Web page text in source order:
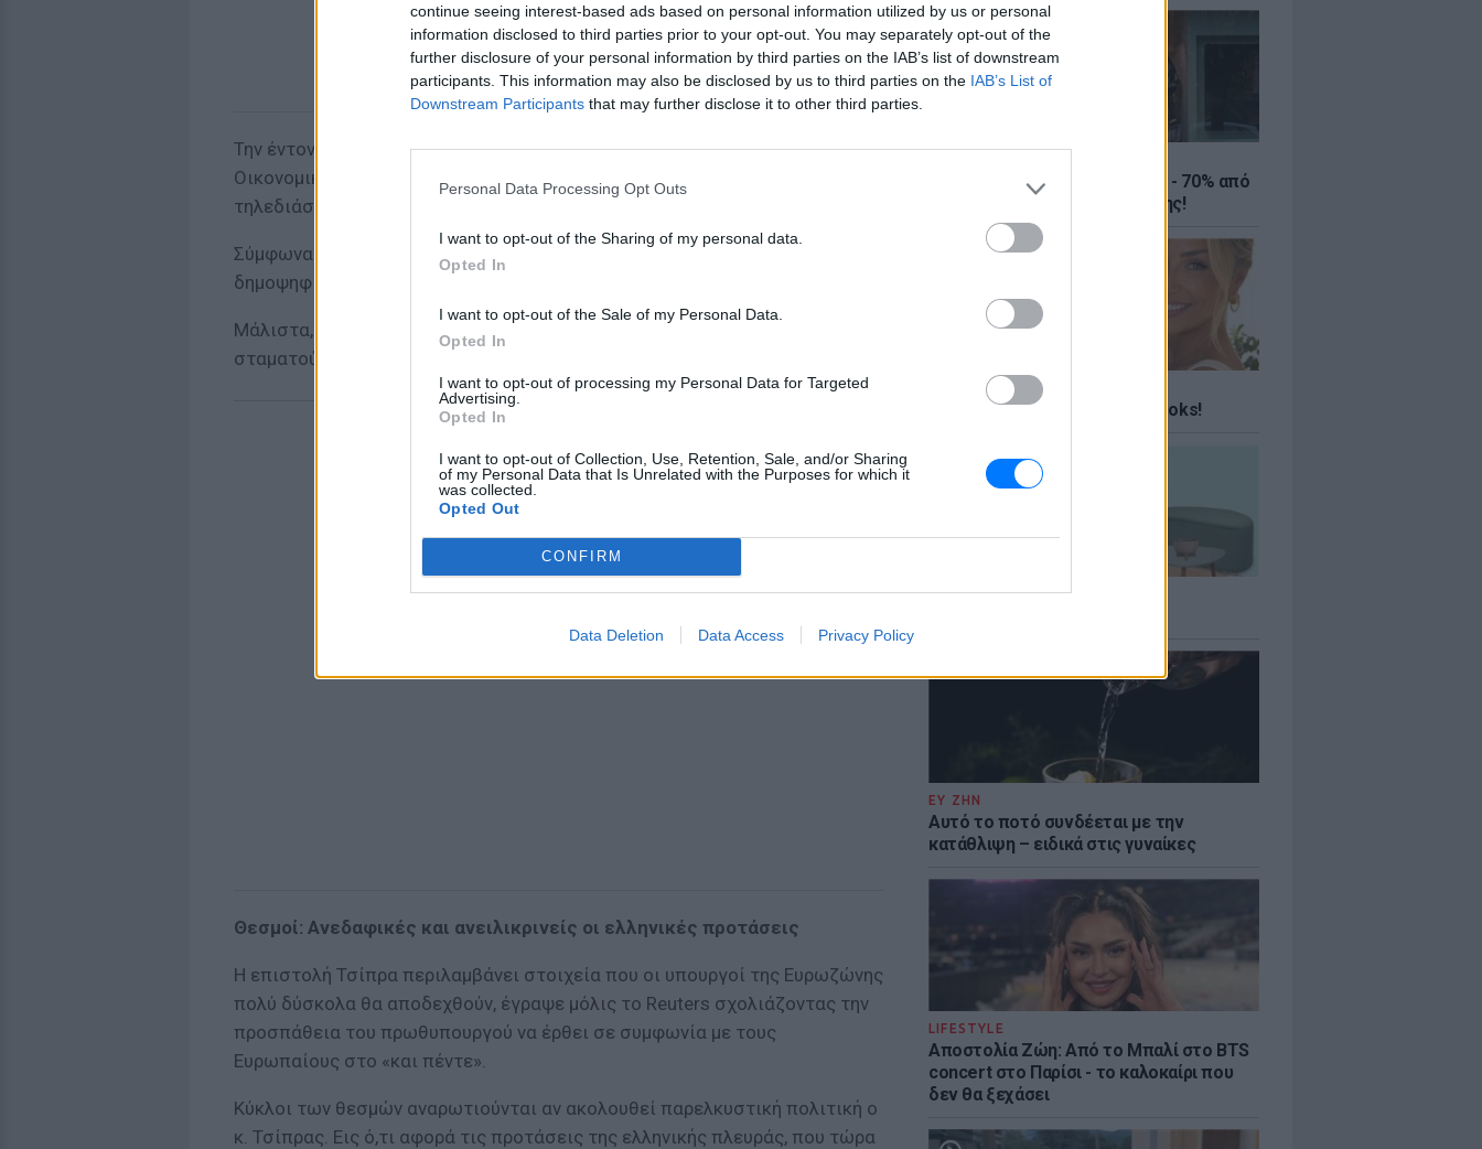
continue seeing interest-based ads based on personal information utilized by us or personal
information disclosed to third parties prior to your opt-out. You may separately opt-out of the
further disclosure of your personal information by third parties on the IAB’s list of downstream
participants. This information may also be disclosed by us to third parties on the IAB’s List of
Downstream Participants that may further disclose it to other third parties.
Personal Data Processing Opt Outs
I want to opt-out of the Sharing of my personal data.
Opted In
I want to opt-out of the Sale of my Personal Data.
Opted In
I want to opt-out of processing my Personal Data for Targeted
Advertising.
Opted In
I want to opt-out of Collection, Use, Retention, Sale, and/or Sharing
of my Personal Data that Is Unrelated with the Purposes for which it
was collected.
Opted Out
CONFIRM
Data Deletion Data Access Privacy Policy
Καλοκαιρινές εκπτώσεις έως - 70% από
τα μεγαλύτερα eshops ένδυσης!
ΚΕΡΔΙΣΤΕ
Κάνε τα ταξίδια σου Travel Books!
ΚΕΡΔΙΣΤΕ
ΕΥ ΖΗΝ
Αυτό το ποτό συνδέεται με την
κατάθλιψη – ειδικά στις γυναίκες
LIFESTYLE
Αποστολία Ζώη: Από το Μπαλί στο BTS
concert στο Παρίσι - το καλοκαίρι που
δεν θα ξεχάσει
Την έντονη δυσαρέσκεια των Ευρωπαίων εταίρων εξέφρασε ο υπουργός
Οικονομικών της Μάλτας, Έντουαρντ Σικλούνα, μετά τη λήξη της
τηλεδιάσκεψης του Eurogroup για το ελληνικό ζήτημα.
Σύμφωνα με τον Σικλούνα ο Αλέξης Τσίπρας προχωρά στη διεξαγωγή ενός
δημοψηφίσματος σχετικά με μία πρόταση που δεν είναι έγκυρη.
Μάλιστα, εξαιτίας αυτού, όπως είπε ο υπουργός Οικονομικών της Μάλτας,
σταματούν οι συνομιλίες στο Eurogroup για την Ελλάδα.
Θεσμοί: Ανεδαφικές και ανειλικρινείς οι ελληνικές προτάσεις
Η επιστολή Τσίπρα περιλαμβάνει στοιχεία που οι υπουργοί της Ευρωζώνης
πολύ δύσκολα θα αποδεχθούν, έγραψε μόλις το Reuters σχολιάζοντας την
προσπάθεια του πρωθυπουργού να έρθει σε συμφωνία με τους
Ευρωπαίους στο «και πέντε».
Κύκλοι των θεσμών αναρωτιούνται αν ακολουθεί παρελκυστική πολιτική ο
κ. Τσίπρας. Εις ό,τι αφορά τις προτάσεις της ελληνικής πλευράς, που τώρα